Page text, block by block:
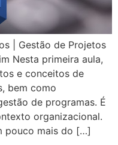
| Gestão de Projetos
Nesta primeira aula,
e conceitos de
bem como
de programas. É
organizacional.
pouco mais do […]